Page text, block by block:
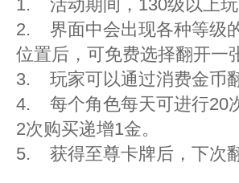
1. 活动期间，130级以上
2. 界面中会出现各种等级
位置后，可免费选择翻开一
3. 玩家可以通过消费金币
4. 每个角色每天可进行20
2次购买递增1金。
5. 获得至尊卡牌后，下次